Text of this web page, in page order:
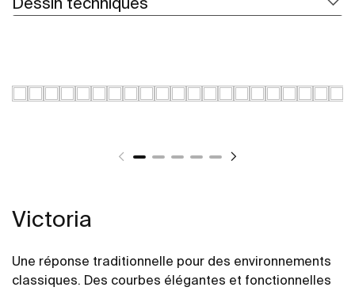
Victoria
Une réponse traditionnelle pour des environnements
classiques. Des courbes élégantes et fonctionnelles